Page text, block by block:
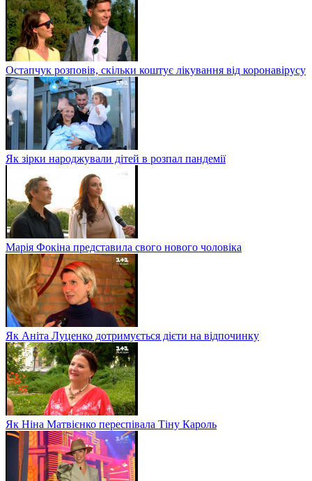
Остапчук розповів, скільки коштує лікування від коронавірусу
Як зірки народжували дітей в розпал пандемії
Марія Фокіна представила свого нового чоловіка
Як Аніта Луценко дотримується дієти на відпочинку
Як Ніна Матвієнко переспівала Тіну Кароль